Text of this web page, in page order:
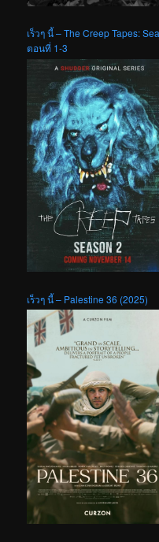
เร็วๆ นี้ – The Creep Tapes:
ตอนที่ 1-3
เร็วๆ นี้ – Palestine 36 (2025)